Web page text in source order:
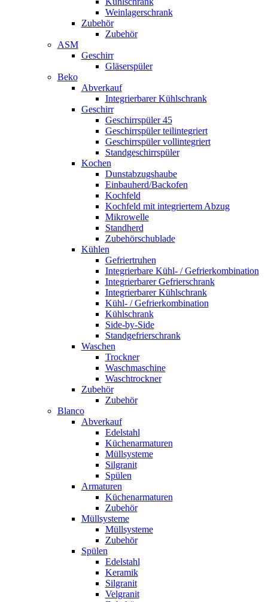
Weinlagerschrank
Zubehör
Zubehör
ASM
Geschirr
Gläserspüler
Beko
Abverkauf
Integrierbarer Kühlschrank
Geschirr
Geschirrspüler 45
Geschirrspüler teilintegriert
Geschirrspüler vollintegriert
Standgeschirrspüler
Kochen
Dunstabzugshaube
Einbauherd/Backofen
Kochfeld
Kochfeld mit integriertem Abzug
Mikrowelle
Standherd
Zubehörschublade
Kühlen
Gefriertruhen
Integrierbare Kühl- / Gefrierkombination
Integrierbarer Gefrierschrank
Integrierbarer Kühlschrank
Kühl- / Gefrierkombination
Kühlschrank
Side-by-Side
Standgefrierschrank
Waschen
Trockner
Waschmaschine
Waschtrockner
Zubehör
Zubehör
Blanco
Abverkauf
Edelstahl
Küchenarmaturen
Müllsysteme
Silgranit
Spülen
Armaturen
Küchenarmaturen
Zubehör
Müllsysteme
Müllsysteme
Zubehör
Spülen
Edelstahl
Keramik
Silgranit
Velgranit